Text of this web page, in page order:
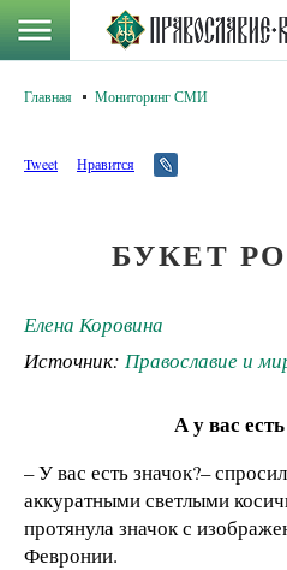
Главная Мониторинг СМИ
Tweet Нравится
БУКЕТ
Елена Коровина
Источник: Православие и
А у вас
– У вас есть значок?–
аккуратными светлыми
протянула значок с
Февронии.